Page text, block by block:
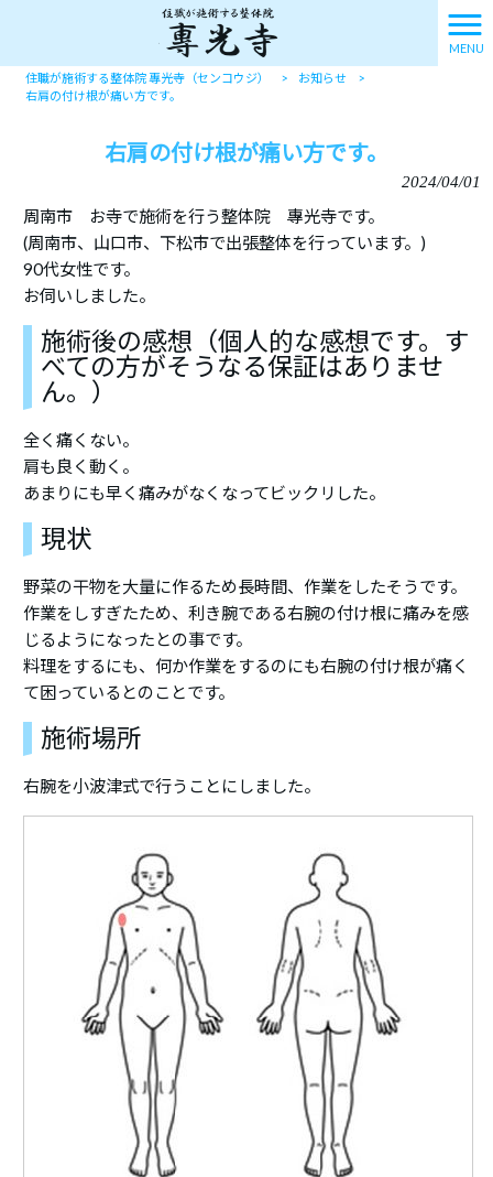
MENU
住職が施術する整体院 專光寺（センコウジ） > お知らせ
>
右肩の付け根が痛い方です。
右肩の付け根が痛い方です。
2024/04/01
周南市 お寺で施術を行う整体院 專光寺です。
(周南市、山口市、下松市で出張整体を行っています。)
90代女性です。
お伺いしました。
施術後の感想（個人的な感想です。す
べての方がそうなる保証はありませ
ん。）
全く痛くない。
肩も良く動く。
あまりにも早く痛みがなくなってビックリした。
現状
野菜の干物を大量に作るため長時間、作業をしたそうです。
作業をしすぎたため、利き腕である右腕の付け根に痛みを感
じるようになったとの事です。
料理をするにも、何か作業をするのにも右腕の付け根が痛く
て困っているとのことです。
施術場所
右腕を小波津式で行うことにしました。